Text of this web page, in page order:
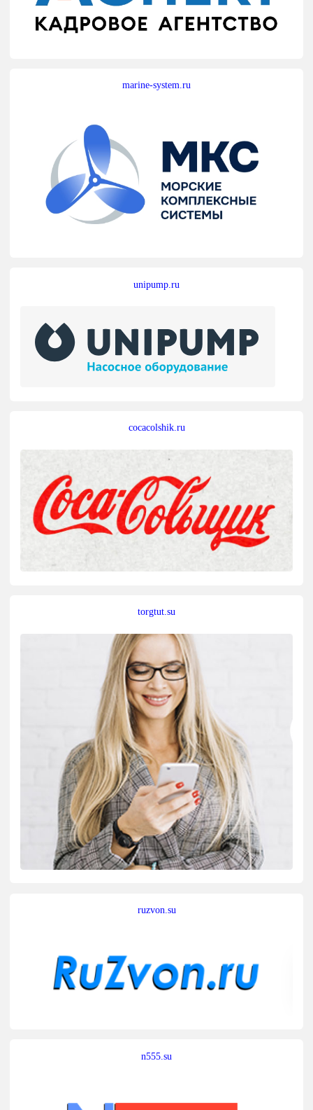
marine-system.ru
unipump.ru
cocacolshik.ru
torgtut.su
ruzvon.su
n555.su